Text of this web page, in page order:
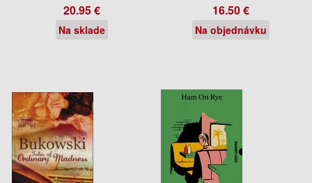
20.95 €
Na sklade
16.50 €
Na objednávku